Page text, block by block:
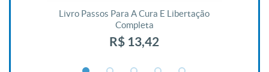
Livro Passos Para A Cura E Libertação
Completa
R$ 13,42